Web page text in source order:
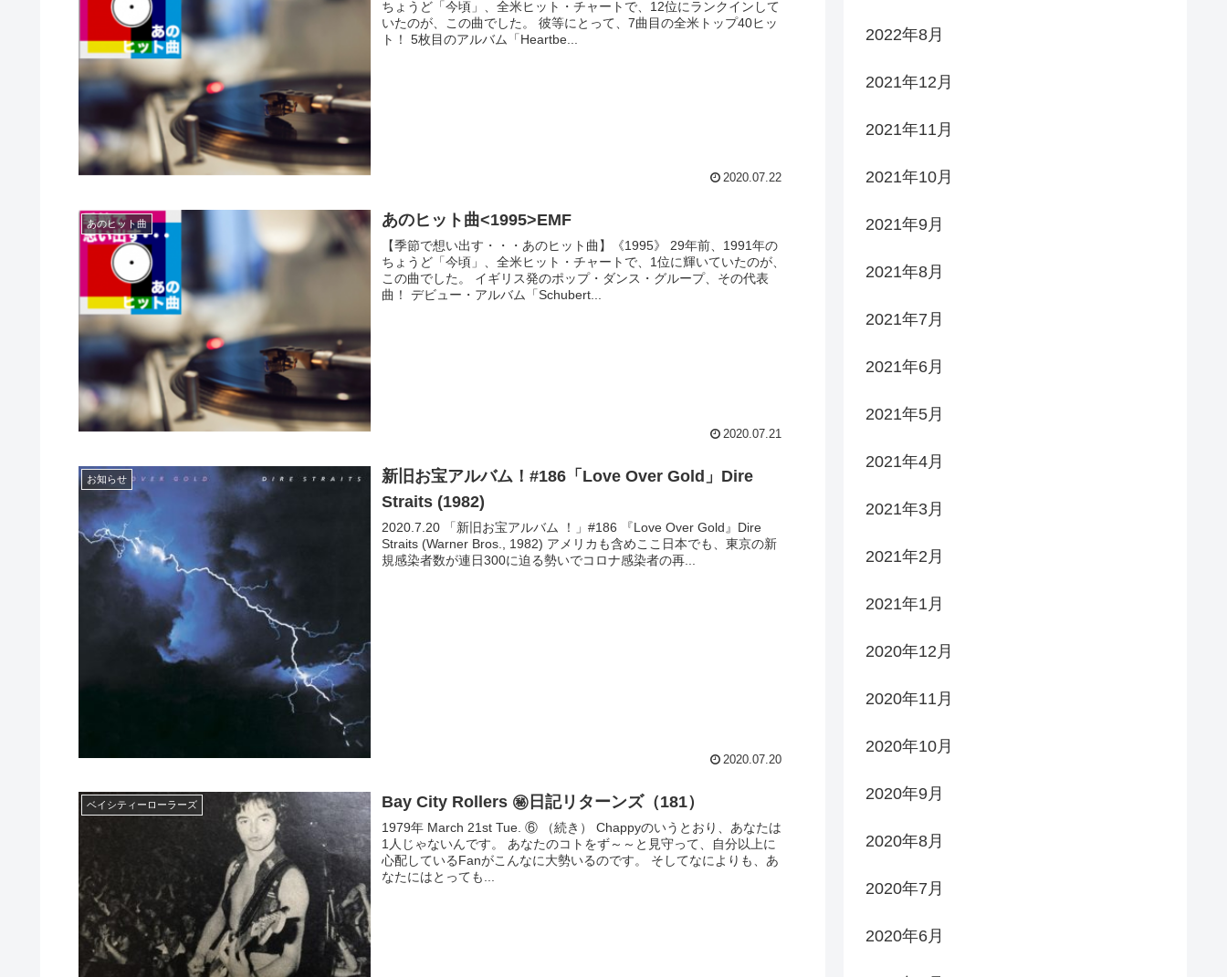
ちょうど「今頃」、全米ヒット・チャートで、12位にランクインして
いたのが、この曲でした。 彼等にとって、7曲目の全米トップ40ヒッ
ト！ 5枚目のアルバム「Heartbe...
2020.07.22
あのヒット曲 あのヒット曲<1995>EMF
【季節で想い出す・・・あのヒット曲】《1995》 29年前、1991年の
ちょうど「今頃」、全米ヒット・チャートで、1位に輝いていたのが、
この曲でした。 イギリス発のポップ・ダンス・グループ、その代表
曲！ デビュー・アルバム「Schubert...
2020.07.21
お知らせ
新旧お宝アルバム！#186「Love Over Gold」Dire
Straits (1982)
2020.7.20 「新旧お宝アルバム ！」#186 『Love Over Gold』Dire
Straits (Warner Bros., 1982) アメリカも含めここ日本でも、東京の新
規感染者数が連日300に迫る勢いでコロナ感染者の再...
2020.07.20
ベイシティーローラーズ Bay City Rollers ㊙日記リターンズ（181）
1979年 March 21st Tue. ⑥ （続き） Chappyのいうとおり、あなたは
1人じゃないんです。 あなたのコトをず～～と見守って、自分以上に
心配しているFanがこんなに大勢いるのです。 そしてなによりも、あ
なたにはとっても...
2022年8月
2021年12月
2021年11月
2021年10月
2021年9月
2021年8月
2021年7月
2021年6月
2021年5月
2021年4月
2021年3月
2021年2月
2021年1月
2020年12月
2020年11月
2020年10月
2020年9月
2020年8月
2020年7月
2020年6月